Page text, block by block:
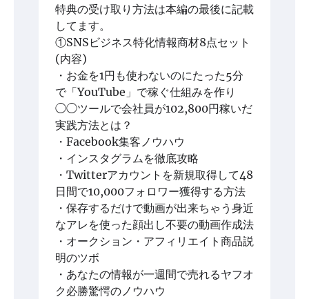
特典の受け取り方法は本編の最後に記載
してます。
①SNSビジネス特化情報商材8点セット
(内容)
・お金を1円も使わないのにたった5分
で「YouTube」で稼ぐ仕組みを作り
◯◯ツールで会社員が102,800円稼いだ
実践方法とは？
・Facebook集客ノウハウ
・インスタグラムを徹底攻略
・Twitterアカウントを新規取得して48
日間で10,000フォロワー獲得する方法
・保存するだけで動画が出来ちゃう身近
なアレを使った顔出し不要の動画作成法
・オークション・アフィリエイト商品説
明のツボ
・あなたの情報が一週間で売れるヤフオ
ク必勝驚愕のノウハウ